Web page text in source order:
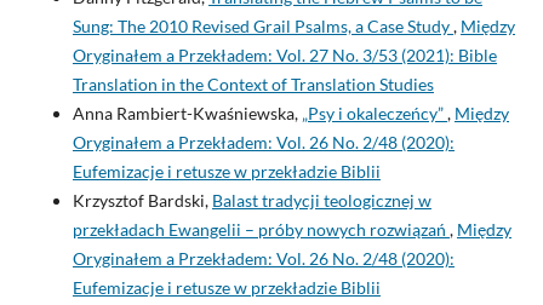
Sung: The 2010 Revised Grail Psalms, a Case Study, Między
Oryginałem a Przekładem: Vol. 27 No. 3/53 (2021): Bible
Translation in the Context of Translation Studies
Anna Rambiert-Kwaśniewska, „Psy i okaleczeńcy”, Między
Oryginałem a Przekładem: Vol. 26 No. 2/48 (2020):
Eufemizacje i retusze w przekładzie Biblii
Krzysztof Bardski, Balast tradycji teologicznej w
przekładach Ewangelii – próby nowych rozwiązań , Między
Oryginałem a Przekładem: Vol. 26 No. 2/48 (2020):
Eufemizacje i retusze w przekładzie Biblii